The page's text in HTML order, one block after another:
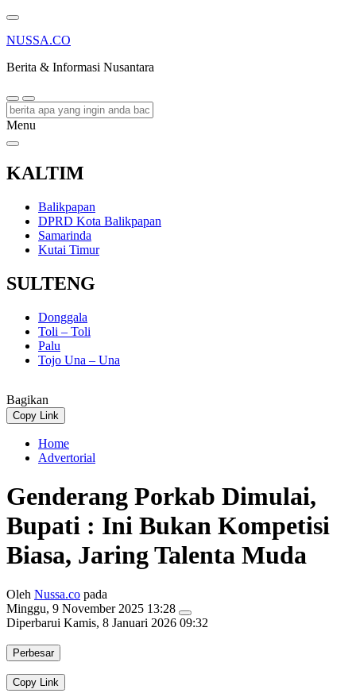
NUSSA.CO
Berita & Informasi Nusantara
Menu
KALTIM
Balikpapan
DPRD Kota Balikpapan
Samarinda
Kutai Timur
SULTENG
Donggala
Toli – Toli
Palu
Tojo Una – Una
Bagikan
Copy Link
Home
Advertorial
Genderang Porkab Dimulai,
Bupati : Ini Bukan Kompetisi
Biasa, Jaring Talenta Muda
Oleh Nussa.co pada
Minggu, 9 November 2025 13:28
Diperbarui Kamis, 8 Januari 2026 09:32
Perbesar
Copy Link